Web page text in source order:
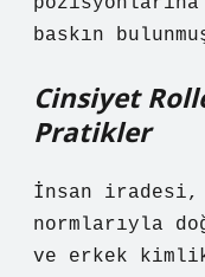
baskın
Cinsiyet
Pratikler
İnsan iradesi,
normlarıyla
ve erkek